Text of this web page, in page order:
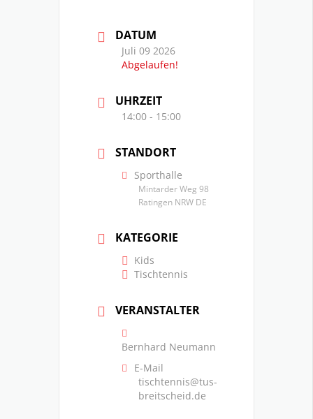
DATUM
Juli 09 2026
Abgelaufen!
UHRZEIT
14:00 - 15:00
STANDORT
Sporthalle
Mintarder Weg 98
Ratingen NRW DE
KATEGORIE
Kids
Tischtennis
VERANSTALTER
Bernhard Neumann
E-Mail
tischtennis@tus-
breitscheid.de